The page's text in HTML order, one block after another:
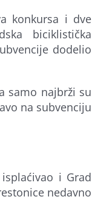
konkursa i dve
biciklistička
dodelio
samo najbrži su
na subvenciju
i Grad
nedavno